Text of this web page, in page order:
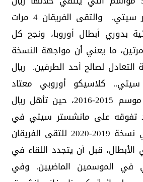
مدريد مع مانشستر سيتي. والتقى الفريقان 4 مرات
بدوري أبطال أوروبا، ونجح كل
ما يعني أن مواجهة النسخة
التعادل لصالح أحد الطرفين. ريال
كلاسيكو أوروبي معتاد
وكانت البداية في موسم 2015-2016، حين تأهل ريال
تفوقه على مانشستر سيتي في
نصف النهائي. في نسخة 2019-2020 للتقى الفريقان
لدوري الأبطال، قبل أن يتجدد اللقاء في
في الموسمين الماضيين. وفي